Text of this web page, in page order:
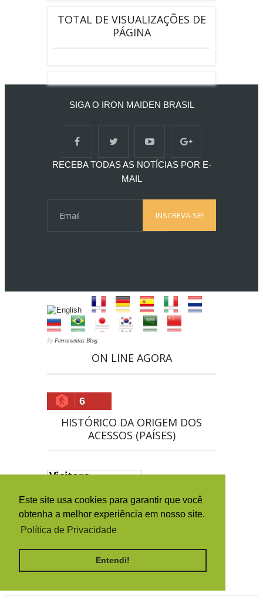
Este site usa cookies para garantir que você
obtenha a melhor experiência em nosso site.
Política de Privacidade
Entendi!
TOTAL DE VISUALIZAÇÕES DE
PÁGINA
SIGA O IRON MAIDEN BRASIL
RECEBA TODAS AS NOTÍCIAS POR E-
MAIL
By Ferramentas Blog
ON LINE AGORA
6
HISTÓRICO DA ORIGEM DOS
ACESSOS (PAÍSES)